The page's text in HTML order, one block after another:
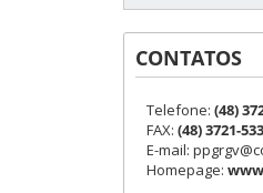
CONTATOS
Telefone: (48)
FAX: (48) 3721-
E-mail:
Homepage: